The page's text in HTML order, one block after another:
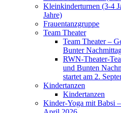
Kleinkinderturnen (3-4
Jahre)
Frauentanzgruppe
Team Theater
Team Theater –
Bunter
RWN-Theater-
und Bunten
startet am 2.
Kindertanzen
Kindertanzen
Kinder-Yoga mit Babsi